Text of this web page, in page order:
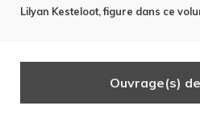
Lilyan Kesteloot, figure dans ce
Ouvrage(s)